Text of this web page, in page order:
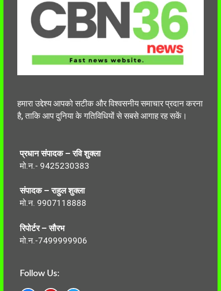
हमारा उद्देश्य आपको सटीक और विश्वसनीय समाचार प्रदान करना
है, ताकि आप दुनिया के गतिविधियों से सबसे आगाह रह सकें।
प्रधान संपादक – रवि शुक्ला
मो.न.- 9425230383
संपादक – राहुल शुक्ला
मो.न. 9907118888
रिपोर्टर – सौरभ
मो.न.-7499999906
Follow Us: